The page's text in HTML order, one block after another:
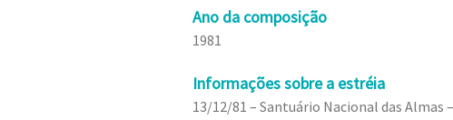
Ano da composição
1981
Informações sobre a estréia
13/12/81 – Santuário Nacional das Almas